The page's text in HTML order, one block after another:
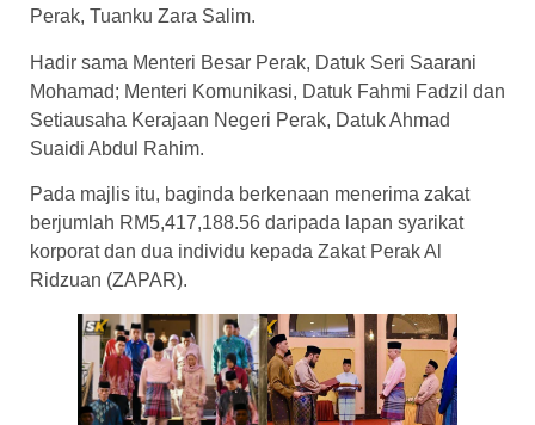
Perak, Tuanku Zara Salim.
Hadir sama Menteri Besar Perak, Datuk Seri Saarani
Mohamad; Menteri Komunikasi, Datuk Fahmi Fadzil dan
Setiausaha Kerajaan Negeri Perak, Datuk Ahmad
Suaidi Abdul Rahim.
Pada majlis itu, baginda berkenaan menerima zakat
berjumlah RM5,417,188.56 daripada lapan syarikat
korporat dan dua individu kepada Zakat Perak Al
Ridzuan (ZAPAR).